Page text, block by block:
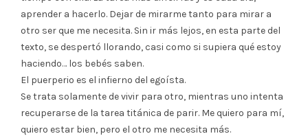
aprender a hacerlo. Dejar de mirarme tanto para mirar a
otro ser que me necesita. Sin ir más lejos, en esta parte del
texto, se despertó llorando, casi como si supiera qué estoy
haciendo… los bebés saben.
El puerperio es el infierno del egoísta.
Se trata solamente de vivir para otro, mientras uno intenta
recuperarse de la tarea titánica de parir. Me quiero para mí,
quiero estar bien, pero el otro me necesita más.